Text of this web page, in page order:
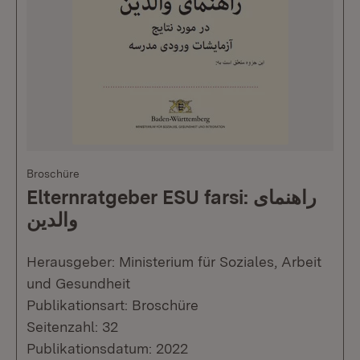
Broschüre
Elternratgeber ESU farsi: راهنمای
والدین
Herausgeber: Ministerium für Soziales, Arbeit
und Gesundheit
Publikationsart: Broschüre
Seitenzahl: 32
Publikationsdatum: 2022